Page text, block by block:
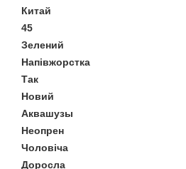
Китай
45
Зелений
Напівжорстка
Так
Новий
Аквашузы
Неопрен
Чоловіча
Доросла